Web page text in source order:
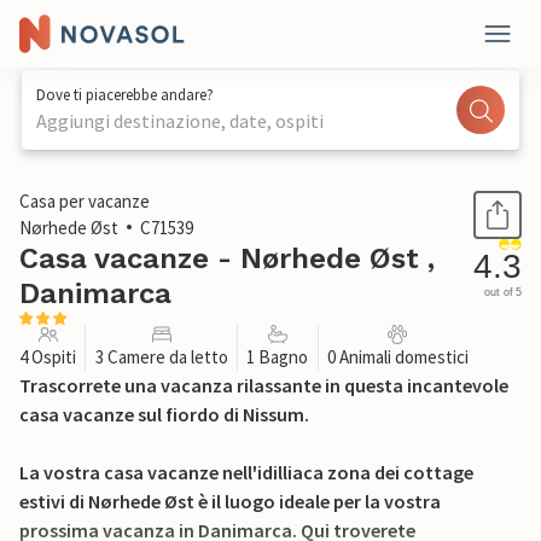
Dove ti piacerebbe andare?
Aggiungi destinazione, date, ospiti
1 / 18
Casa per vacanze
Nørhede Øst
C71539
Casa vacanze - Nørhede Øst ,
Danimarca
4.3
out of 5
4 Ospiti 3 Camere da letto 1 Bagno 0 Animali domestici
Trascorrete una vacanza rilassante in questa incantevole
casa vacanze sul fiordo di Nissum.
La vostra casa vacanze nell'idilliaca zona dei cottage
estivi di Nørhede Øst è il luogo ideale per la vostra
prossima vacanza in Danimarca. Qui troverete